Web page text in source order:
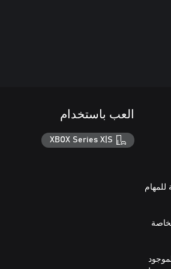
العب باستخدام
XBOX Series X|S